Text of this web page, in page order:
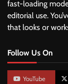
fast-loading
editorial use.
that looks or
Follow Us On
YouTube